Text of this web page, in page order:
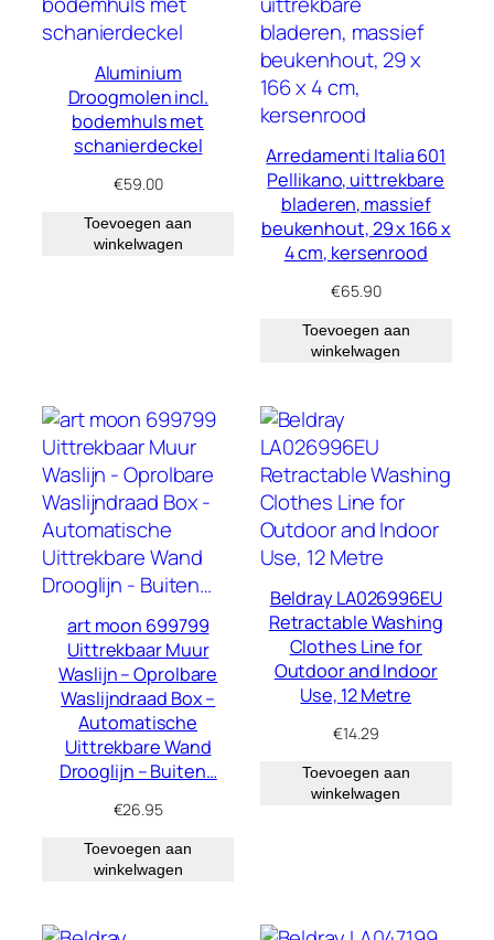
Aluminium
Droogmolen incl.
bodemhuls met
schanierdeckel
€59.00
Toevoegen aan
winkelwagen
Arredamenti Italia 601
Pellikano, uittrekbare
bladeren, massief
beukenhout, 29 x 166 x
4 cm, kersenrood
€65.90
Toevoegen aan
winkelwagen
art moon 699799
Uittrekbaar Muur
Waslijn – Oprolbare
Waslijndraad Box –
Automatische
Uittrekbare Wand
Drooglijn – Buiten…
€26.95
Toevoegen aan
winkelwagen
Beldray LA026996EU
Retractable Washing
Clothes Line for
Outdoor and Indoor
Use, 12 Metre
€14.29
Toevoegen aan
winkelwagen